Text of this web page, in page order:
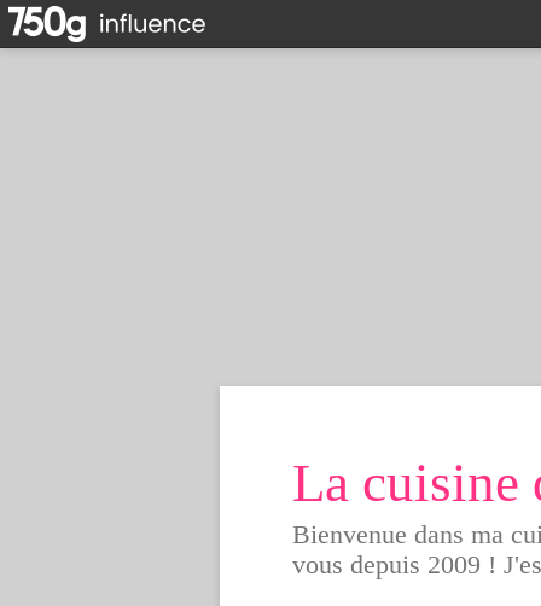
La cuisine
Bienvenue dans ma
vous depuis 2009 !